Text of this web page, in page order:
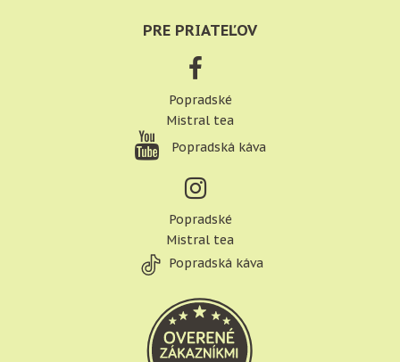
PRE PRIATEĽOV
Popradské
Mistral tea
Popradská káva
Popradské
Mistral tea
Popradská káva